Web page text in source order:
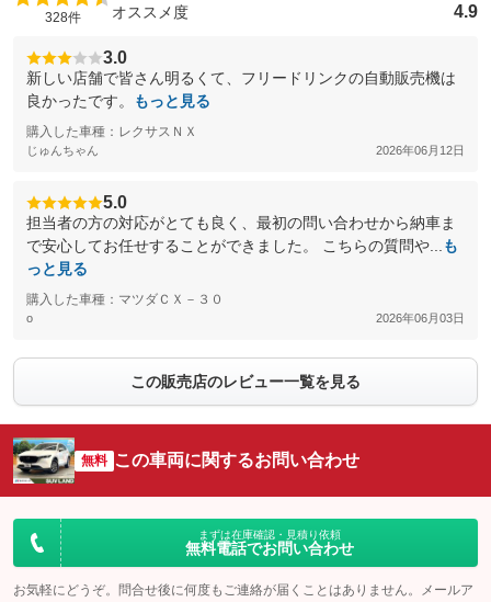
328件 オススメ度 4.9
3.0
新しい店舗で皆さん明るくて、フリードリンクの自動販売機は
良かったです。
もっと見る
購入した車種：レクサスＮＸ
じゅんちゃん 2026年06月12日
5.0
担当者の方の対応がとても良く、最初の問い合わせから納車ま
で安心してお任せすることができました。 こちらの質問や...
も
っと見る
購入した車種：マツダＣＸ－３０
o 2026年06月03日
この販売店のレビュー一覧を見る
無料 この車両に関するお問い合わせ
まずは在庫確認・見積り依頼
無料電話でお問い合わせ
お気軽にどうぞ。問合せ後に何度もご連絡が届くことはありません。メールア